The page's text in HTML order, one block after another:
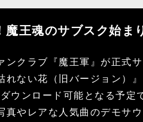
王魂のサブスク始ま
クラブ『魔王軍』が正式
ない花（旧バージョン）
ウンロード可能となる予定
真やレアな人気曲のデモサ